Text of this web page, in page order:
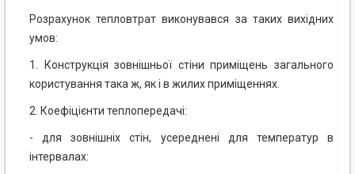
Розрахунок тепловтрат виконувався за таких вихідних
умов:
1. Конструкція зовнішньої стіни приміщень загального
користування така ж, як і в жилих приміщеннях.
2. Коефіцієнти теплопередачі:
- для зовнішніх стін, усереднені для температур в
інтервалах: